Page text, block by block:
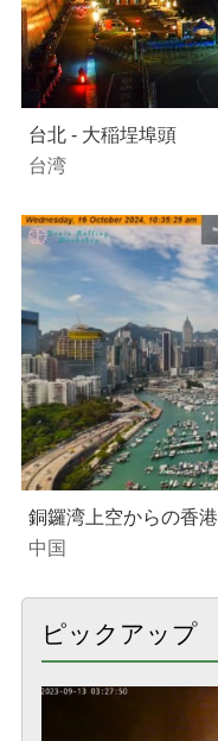
台北 - 大稲埕埠頭
台湾
銅鑼湾上空からの香港
中国
ピックアップ